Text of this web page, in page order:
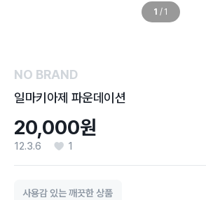
1 / 1
NO BRAND
일마키아제 파운데이션
20,000원
12.3.6 1
사용감 있는 깨끗한 상품